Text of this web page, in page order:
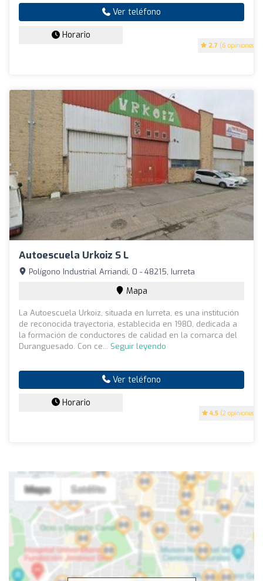
2.7 (6 opiniones)
Ver teléfono
Horario
Autoescuela Urkoiz S L
4.5 (2 opiniones)
Polígono Industrial Arriandi, 0 - 48215, Iurreta
Mapa
La Autoescuela Urkoiz, situada en Iurreta, es una institución
de reconocida trayectoria, establecida en 1980, dedicada a
la formación de conductores de calidad en la comarca del
Duranguesado. Con ce... Seguir leyendo
Ver teléfono
Horario